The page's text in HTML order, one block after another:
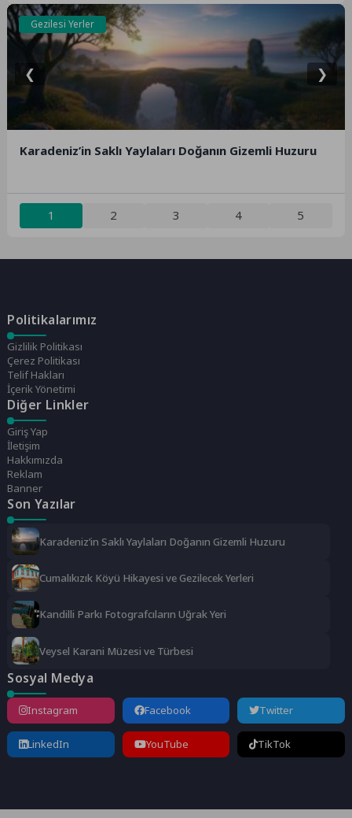
Gezilesi Yerler
Karadeniz’in Saklı Yaylaları Doğanın Gizemli Huzuru
❮ ❯
1 2 3 4 5
Politikalarımız
Gizlilik Politikası
Çerez Politikası
Telif Hakları
İçerik Yönetimi
Diğer Linkler
Giriş Yap
İletişim
Hakkımızda
Reklam
Banner
Son Yazılar
Karadeniz’in Saklı Yaylaları Doğanın Gizemli Huzuru
Cumalıkızık Köyü Hikayesi ve Gezilecek Yerleri
Kandilli Parkı Fotografcıların Uğrak Yeri
Veysel Karani Müzesi ve Türbesi
Sosyal Medya
Instagram Facebook Twitter
LinkedIn YouTube TikTok